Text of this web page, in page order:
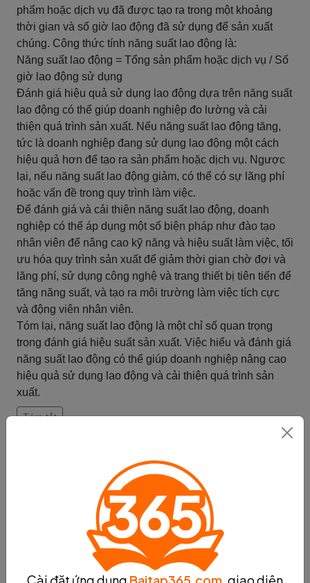
phẩm hoặc dịch vụ đã được tạo ra trong một khoảng
thời gian và số giờ lao động đã sử dụng để sản xuất
chúng. Công thức tính năng suất lao động là:
Năng suất lao động = Tổng sản phẩm hoặc dịch vụ / Số
giờ lao động sử dụng
Đánh giá hiệu quả sử dụng lao động dựa trên năng suất
lao động có thể giúp doanh nghiệp đo lường và cải
thiện quá trình sản xuất. Nếu năng suất lao động tăng,
tức là doanh nghiệp đang sử dụng lao động một cách
hiệu quả hơn để tạo ra sản phẩm hoặc dịch vụ. Ngược
lại, nếu năng suất lao động giảm, có thể có sự lãng phí
hoặc vấn đề trong quy trình làm việc.
Để đánh giá và cải thiện năng suất lao động, doanh
nghiệp có thể áp dụng một số biện pháp như đào tạo
nhân viên để nâng cao kỹ năng và hiệu suất làm việc, tối
ưu hóa quy trình sản xuất để giảm thời gian chờ đợi và
lãng phí, sử dụng công nghệ và trang thiết bị tiên tiến để
tăng năng suất, và tạo ra môi trường làm việc tích cực
và động viên nhân viên.
Tóm lại, năng suất lao động là một chỉ số quan trọng
trong đánh giá hiệu suất sản xuất. Việc hiểu và đánh giá
năng suất lao động có thể giúp doanh nghiệp nâng cao
hiệu quả sử dụng lao động và cải thiện quá trình sản
xuất.
Tóm tắt
Tỷ lệ lỗi sản phẩm là một trong những chỉ số quan trọng
để đánh giá năng suất sản xuất trong một doanh nghiệp.
Chỉ số này cho biết tỷ lệ sản phẩm bị lỗi so với tổng số
sản phẩm được sản xuất. Tỷ lệ lỗi sản phẩm có thể ảnh
hưởng đáng kể đến năng suất sản xuất và hiệu quả kinh
doanh của doanh nghiệp.
Tác động của lỗi sản phẩm đến năng suất sản xuất là rất